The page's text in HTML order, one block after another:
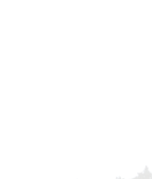
影响；
大实践经验总结